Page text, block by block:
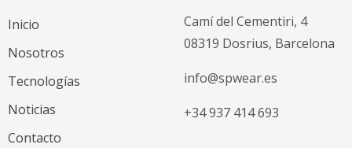
Inicio
Nosotros
Tecnologías
Noticias
Contacto
Camí del Cementiri, 4
08319 Dosrius, Barcelona
info@spwear.es
+34 937 414 693